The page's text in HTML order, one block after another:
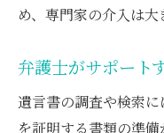
め、専門家の介入は大
弁護士がサポート
遺言書の調査や検索
を証明する書類の準